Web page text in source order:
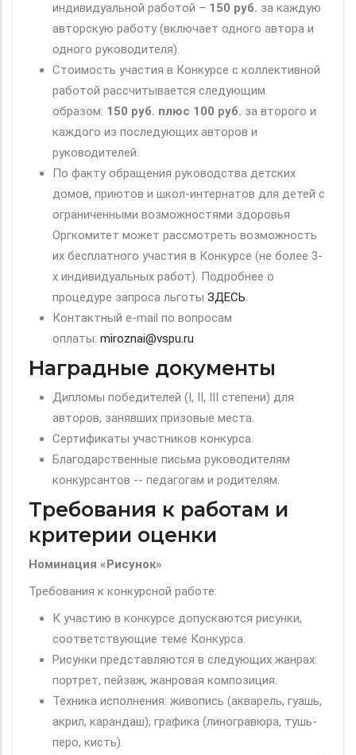
индивидуальной работой – 150 руб. за каждую
авторскую работу (включает одного автора и
одного руководителя).
Стоимость участия в Конкурсе с коллективной
работой рассчитывается следующим
образом: 150 руб. плюс 100 руб. за второго и
каждого из последующих авторов и
руководителей.
По факту обращения руководства детских
домов, приютов и школ-интернатов для детей с
ограниченными возможностями здоровья
Оргкомитет может рассмотреть возможность
их бесплатного участия в Конкурсе (не более 3-
х индивидуальных работ). Подробнее о
процедуре запроса льготы ЗДЕСЬ.
Контактный e-mail по вопросам
оплаты: miroznai@vspu.ru
Наградные документы
Дипломы победителей (I, II, III степени) для
авторов, занявших призовые места.
Сертификаты участников конкурса.
Благодарственные письма руководителям
конкурсантов -- педагогам и родителям.
Требования к работам и
критерии оценки
Номинация «Рисунок»
Требования к конкурсной работе:
К участию в конкурсе допускаются рисунки,
соответствующие теме Конкурса.
Рисунки представляются в следующих жанрах:
портрет, пейзаж, жанровая композиция.
Техника исполнения: живопись (акварель, гуашь,
акрил, карандаш), графика (линогравюра, тушь-
перо, кисть).